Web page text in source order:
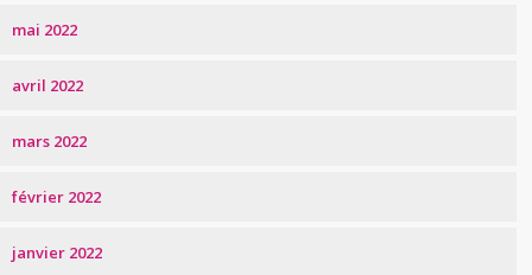
mai 2022
avril 2022
mars 2022
février 2022
janvier 2022